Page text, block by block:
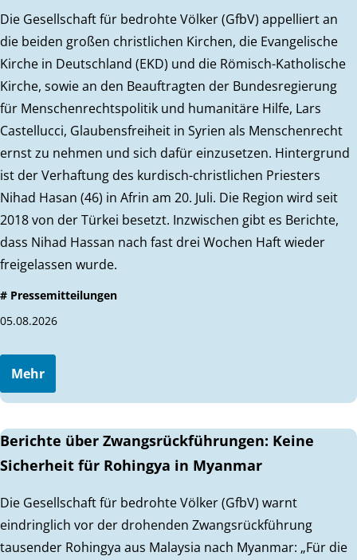
Die Gesellschaft für bedrohte Völker (GfbV) appelliert an
die beiden großen christlichen Kirchen, die Evangelische
Kirche in Deutschland (EKD) und die Römisch-Katholische
Kirche, sowie an den Beauftragten der Bundesregierung
für Menschenrechtspolitik und humanitäre Hilfe, Lars
Castellucci, Glaubensfreiheit in Syrien als Menschenrecht
ernst zu nehmen und sich dafür einzusetzen. Hintergrund
ist der Verhaftung des kurdisch-christlichen Priesters
Nihad Hasan (46) in Afrin am 20. Juli. Die Region wird seit
2018 von der Türkei besetzt. Inzwischen gibt es Berichte,
dass Nihad Hassan nach fast drei Wochen Haft wieder
freigelassen wurde.
# Pressemitteilungen
05.08.2026
Mehr
Berichte über Zwangsrückführungen: Keine
Sicherheit für Rohingya in Myanmar
Die Gesellschaft für bedrohte Völker (GfbV) warnt
eindringlich vor der drohenden Zwangsrückführung
tausender Rohingya aus Malaysia nach Myanmar: „Für die